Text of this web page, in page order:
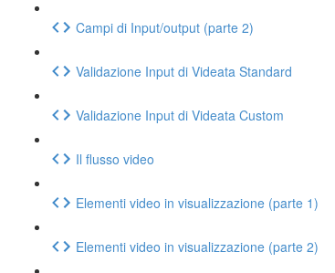
Campi di Input/output (parte 2)
Validazione Input di Videata Standard
Validazione Input di Videata Custom
Il flusso video
Elementi video in visualizzazione (parte 1)
Elementi video in visualizzazione (parte 2)